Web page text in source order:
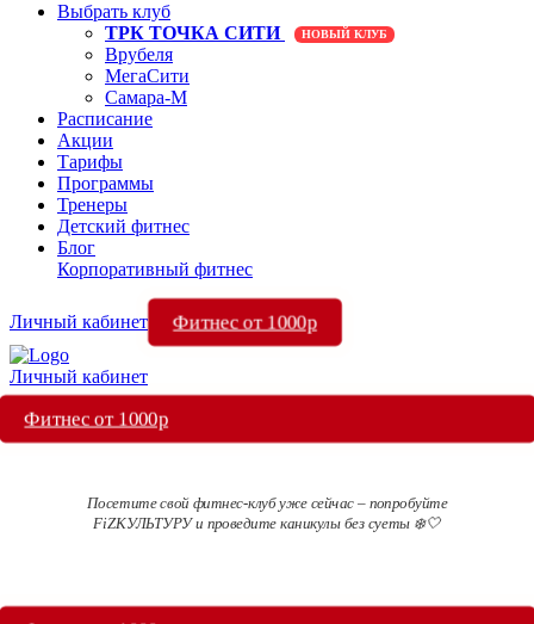
Выбрать клуб
ТРК ТОЧКА СИТИ
НОВЫЙ КЛУБ
Врубеля
МегаСити
Самара-М
Расписание
Акции
Тарифы
Программы
Тренеры
Детский фитнес
Блог
Корпоративный фитнес
Личный кабинет Фитнес от 1000р
Личный кабинет
Фитнес от 1000р
Посетите свой фитнес-клуб уже сейчас – попробуйте
FiZКУЛЬТУРУ и проведите каникулы без суеты ❄️🤍